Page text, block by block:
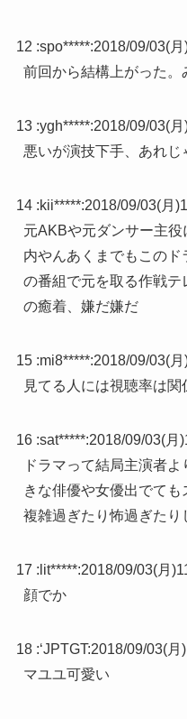
12 :spo*****:2018/09/03(
前回から結構上がった。
13 :ygh*****:2018/09/03(
悪いが演技下手、あれじ
14 :kii*****:2018/09/03(月
元AKBや元ダンサー主
内やんあくまでもこの
の番組で元を取る作戦テ
の癒着、嫌だ嫌だ
15 :mi8*****:2018/09/03(月
見てる人には視聴率は関
16 :sat*****:2018/09/03(月
ドラマって結局主演者
きな俳優や女優出でて
複雑過ぎたり怖過ぎたり
17 : lit*****:2018/09/03(月
顔でか
18 :‘JPTGT:2018/09/03(月
マユユ可愛い